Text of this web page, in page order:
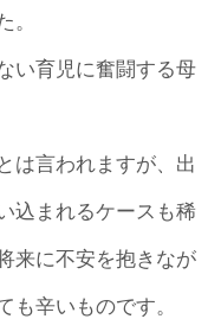
。
い育児に奮闘する母
は言われますが、出
込まれるケースも稀
来に不安を抱きなが
も辛いものです。